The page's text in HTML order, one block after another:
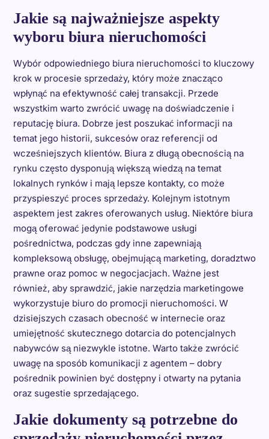
Jakie są najważniejsze aspekty
wyboru biura nieruchomości
Wybór odpowiedniego biura nieruchomości to kluczowy
krok w procesie sprzedaży, który może znacząco
wpłynąć na efektywność całej transakcji. Przede
wszystkim warto zwrócić uwagę na doświadczenie i
reputację biura. Dobrze jest poszukać informacji na
temat jego historii, sukcesów oraz referencji od
wcześniejszych klientów. Biura z długą obecnością na
rynku często dysponują większą wiedzą na temat
lokalnych rynków i mają lepsze kontakty, co może
przyspieszyć proces sprzedaży. Kolejnym istotnym
aspektem jest zakres oferowanych usług. Niektóre biura
mogą oferować jedynie podstawowe usługi
pośrednictwa, podczas gdy inne zapewniają
kompleksową obsługę, obejmującą marketing, doradztwo
prawne oraz pomoc w negocjacjach. Ważne jest
również, aby sprawdzić, jakie narzędzia marketingowe
wykorzystuje biuro do promocji nieruchomości. W
dzisiejszych czasach obecność w internecie oraz
umiejętność skutecznego dotarcia do potencjalnych
nabywców są niezwykle istotne. Warto także zwrócić
uwagę na sposób komunikacji z agentem – dobry
pośrednik powinien być dostępny i otwarty na pytania
oraz sugestie sprzedającego.
Jakie dokumenty są potrzebne do